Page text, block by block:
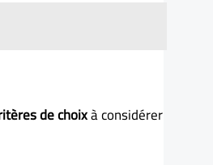
de choixà considérer